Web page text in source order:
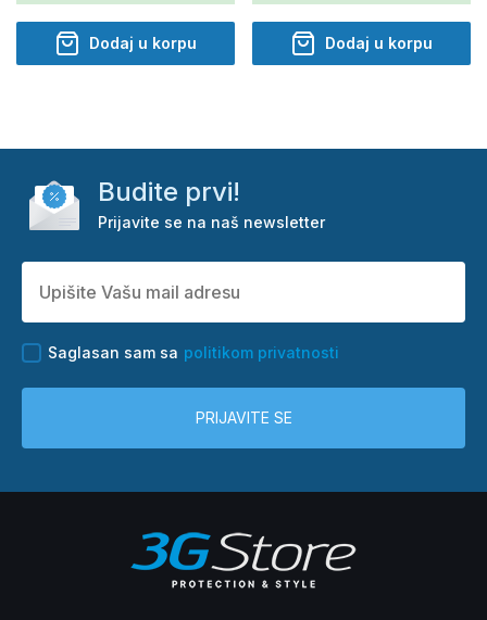
Dodaj u korpu Dodaj u korpu
Budite prvi!
Prijavite se na naš newsletter
Saglasan sam sa politikom privatnosti
PRIJAVITE SE